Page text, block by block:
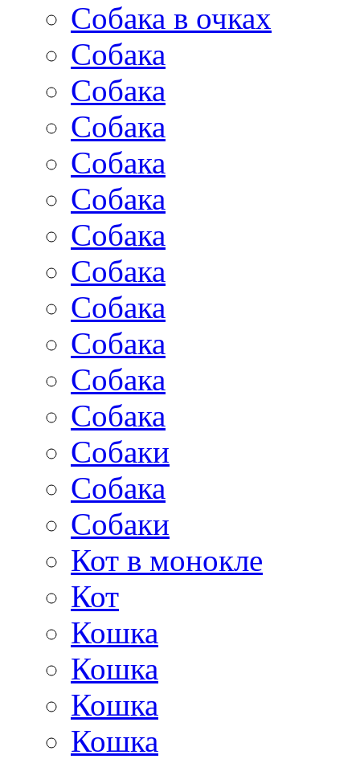
Собака в очках
Собака
Собака
Собака
Собака
Собака
Собака
Собака
Собака
Собака
Собака
Собака
Собаки
Собака
Собаки
Кот в монокле
Кот
Кошка
Кошка
Кошка
Кошка